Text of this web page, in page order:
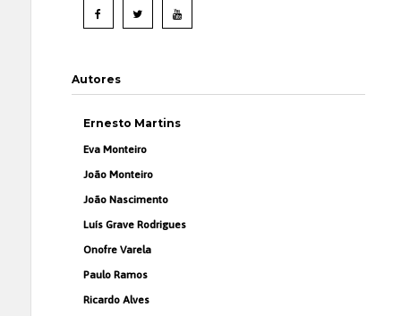
Autores
Ernesto Martins
Eva Monteiro
João Monteiro
João Nascimento
Luís Grave Rodrigues
Onofre Varela
Paulo Ramos
Ricardo Alves